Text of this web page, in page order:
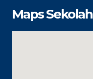
Maps Sekolah